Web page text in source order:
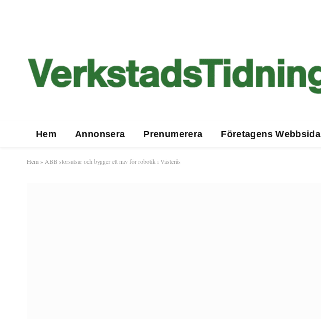
Hem Annonsera Prenumerera Företagens Webbsida
Hem » ABB storsatsar och bygger ett nav för robotik i Västerås